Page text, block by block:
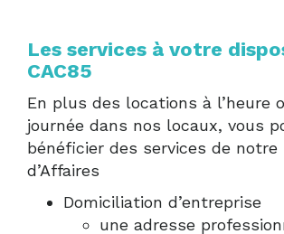
Les services à votre
CAC85
En plus des locations à l’heure
journée dans nos locaux, vous
bénéficier des services de notre
d’Affaires
Domiciliation d’entreprise
une adresse